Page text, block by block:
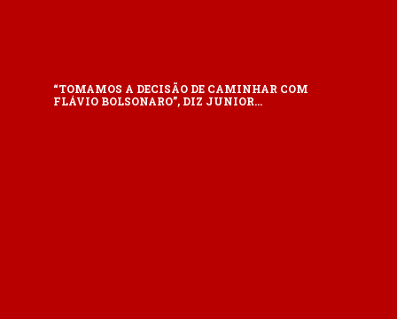
“TOMAMOS A DECISÃO DE CAMINHAR COM
FLÁVIO BOLSONARO”, DIZ JUNIOR…